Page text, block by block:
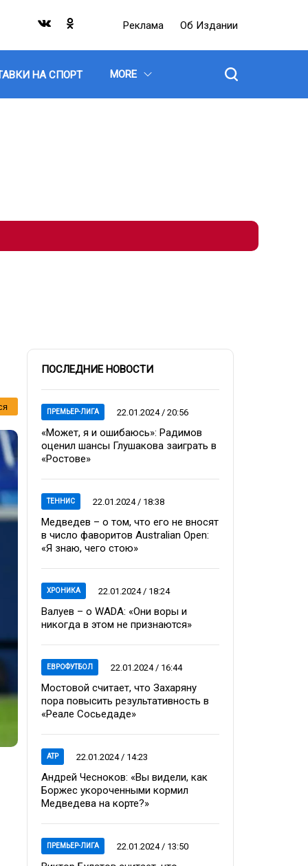
Реклама Об Издании
НА СПОРТ MORE
ПОСЛЕДНИЕ НОВОСТИ
ПРЕМЬЕР-ЛИГА 22.01.2024 / 20:56
«Может, я и ошибаюсь»: Радимов
оценил шансы Глушакова заиграть в
«Ростове»
ТЕННИС 22.01.2024 / 18:38
Медведев – о том, что его не вносят
в число фаворитов Australian Open:
«Я знаю, чего стою»
ХРОНИКА 22.01.2024 / 18:24
Валуев – о WADA: «Они воры и
никогда в этом не признаются»
ЕВРОФУТБОЛ 22.01.2024 / 16:44
Мостовой считает, что Захаряну
пора повысить результативность в
«Реале Сосьедаде»
ATP 22.01.2024 / 14:23
Андрей Чесноков: «Вы видели, как
Боржес укороченными кормил
Медведева на корте?»
ПРЕМЬЕР-ЛИГА 22.01.2024 / 13:50